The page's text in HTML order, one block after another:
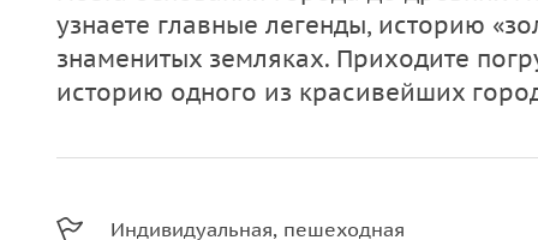
узнаете главные легенды, историю
знаменитых земляках. Приходите
историю одного из красивейших
Индивидуальная, пешеходная